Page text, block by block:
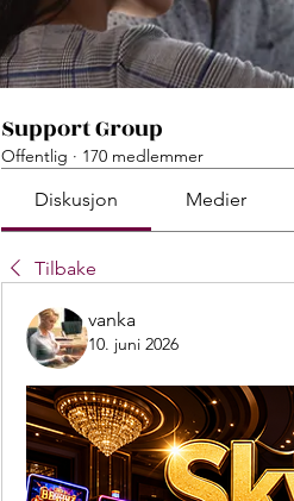
Support Group
Offentlig · 170 medlemmer
Diskusjon Medier
Tilbake
vanka
10. juni 2026